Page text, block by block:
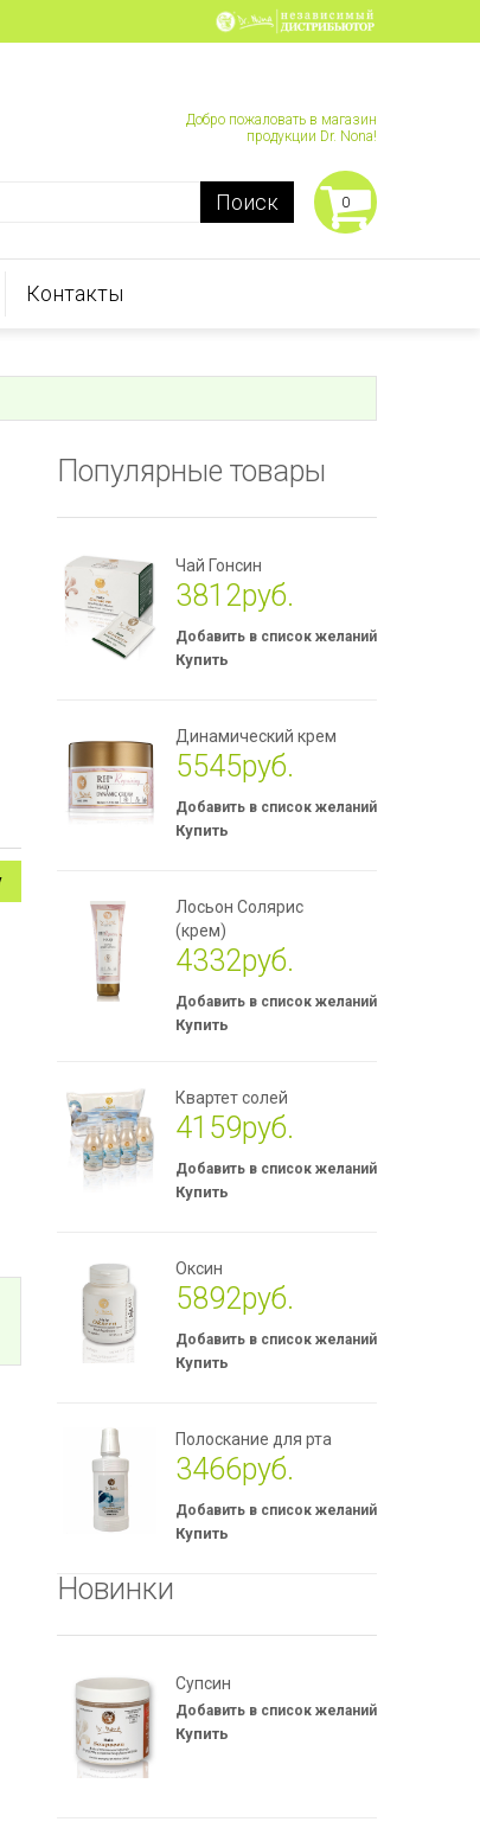
Добро пожаловать в магазин
продукции Dr. Nona!
0
Поиск
Контакты
Популярные товары
Чай Гонсин
3812руб.
Купить
Динамический крем
5545руб.
Купить
Лосьон Солярис
(крем)
4332руб.
Купить
Квартет солей
4159руб.
Купить
Оксин
5892руб.
Купить
Полоскание для рта
3466руб.
Купить
Новинки
Супсин
Купить